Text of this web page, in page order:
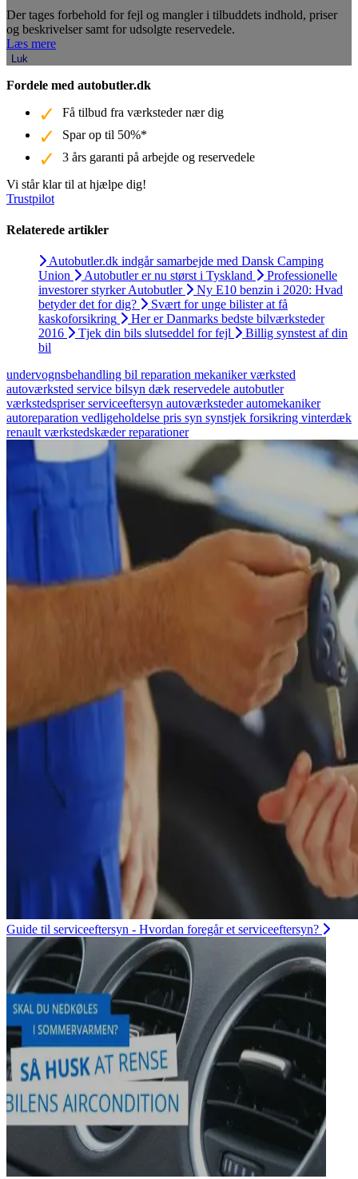
Der tages forbehold for fejl og mangler i tilbuddets indhold, priser
og beskrivelser samt for udsolgte reservedele.
Læs mere
Luk
Fordele med autobutler.dk
Få tilbud fra værksteder nær dig
Spar op til 50%*
3 års garanti på arbejde og reservedele
Vi står klar til at hjælpe dig!
Trustpilot
Relaterede artikler
Autobutler.dk indgår samarbejde med Dansk Camping
Union
Autobutler er nu størst i Tyskland
Professionelle
investorer styrker Autobutler
Ny E10 benzin i 2020: Hvad
betyder det for dig?
Svært for unge bilister at få
kaskoforsikring
Her er Danmarks bedste bilværksteder
2016
Tjek din bils slutseddel for fejl
Billig synstest af din
bil
undervognsbehandling bil reparation mekanikerværksted
autoværksted service bilsyn dæk reservedele autobutler
værkstedspriserserviceeftersyn autoværkstederautomekaniker
autoreparation vedligeholdelse pris syn synstjek forsikring vinterdæk
renault værkstedskæderreparationer
Guide til serviceeftersyn - Hvordan foregår et serviceeftersyn?